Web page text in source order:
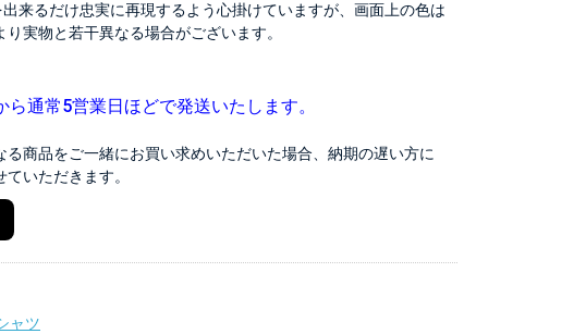
来るだけ忠実に再現するよう心掛けていますが、画面上の色は
実物と若干異なる場合がございます。
ら通常5営業日ほどで発送いたします。
る商品をご一緒にお買い求めいただいた場合、納期の遅い方に
いただきます。
ャツ